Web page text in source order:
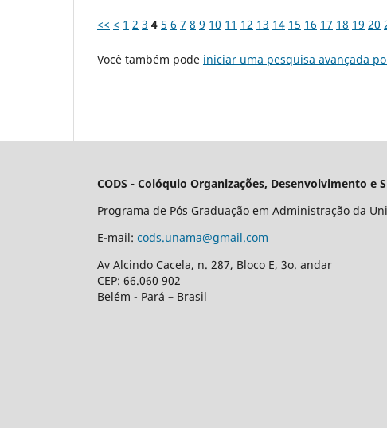
<< < 1 2 3 4 5 6 7 8 9 10 11 12 13 14 15 16 17 18 19 20
Você também pode iniciar uma pesquisa avançada
CODS - Colóquio Organizações, Desenvolvimento e
Programa de Pós Graduação em Administração da
E-mail: cods.unama@gmail.com
Av Alcindo Cacela, n. 287, Bloco E, 3o. andar
CEP: 66.060 902
Belém - Pará – Brasil